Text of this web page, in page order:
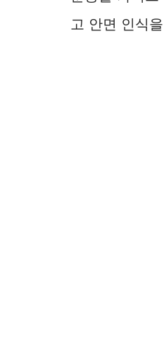
고 안면 인식